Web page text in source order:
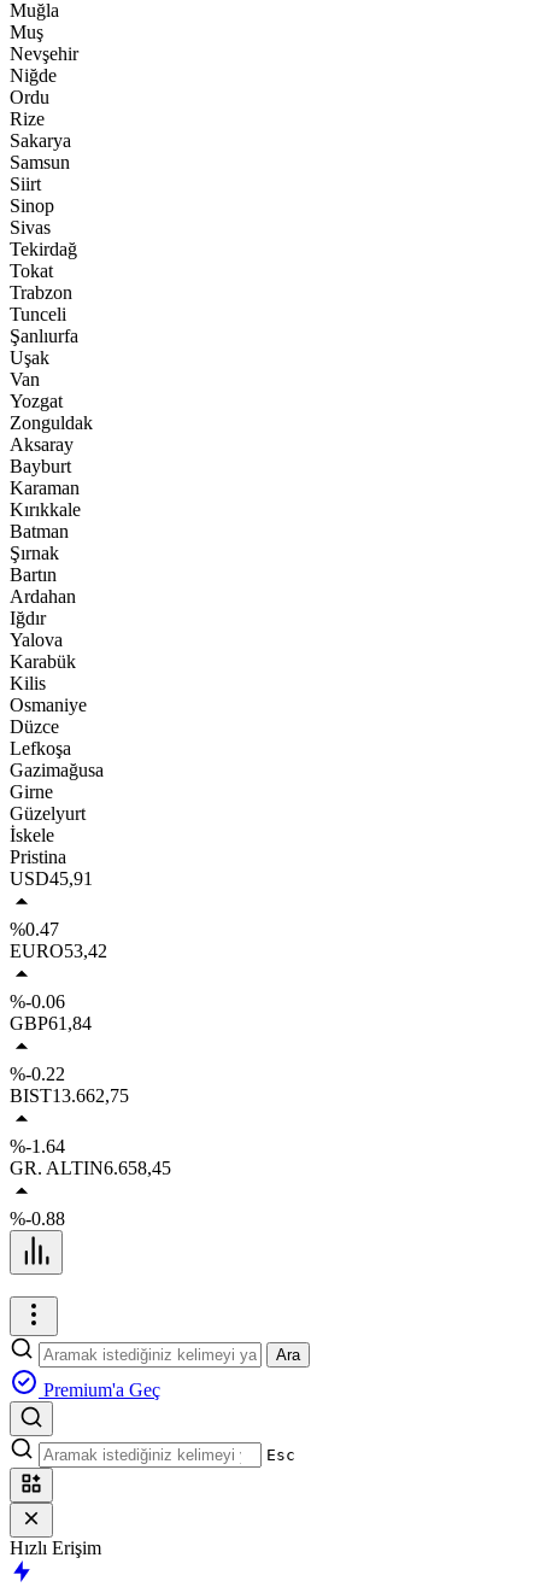
Muğla
Muş
Nevşehir
Niğde
Ordu
Rize
Sakarya
Samsun
Siirt
Sinop
Sivas
Tekirdağ
Tokat
Trabzon
Tunceli
Şanlıurfa
Uşak
Van
Yozgat
Zonguldak
Aksaray
Bayburt
Karaman
Kırıkkale
Batman
Şırnak
Bartın
Ardahan
Iğdır
Yalova
Karabük
Kilis
Osmaniye
Düzce
Lefkoşa
Gazimağusa
Girne
Güzelyurt
İskele
Pristina
USD45,91
%0.47
EURO53,42
%-0.06
GBP61,84
%-0.22
BIST13.662,75
%-1.64
GR. ALTIN6.658,45
%-0.88
Ara
Premium'a Geç
Esc
Hızlı Erişim